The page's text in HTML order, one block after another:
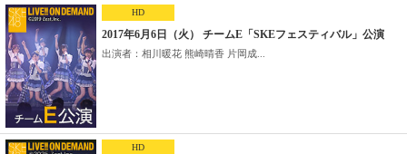
HD
2017年6月6日（火） チームE「SKEフェスティバル」公演
出演者：相川暖花 熊崎晴香 片岡成...
HD